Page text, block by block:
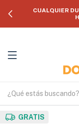
CUALQUIER
GRATIS